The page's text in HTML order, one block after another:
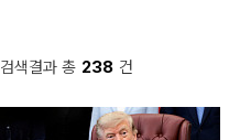
검색결과 총 238 건